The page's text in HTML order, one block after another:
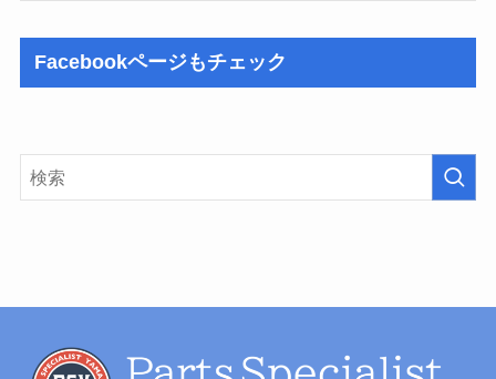
Facebookページもチェック